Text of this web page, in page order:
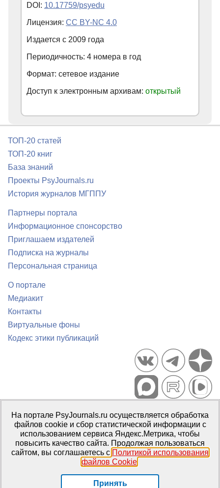
DOI: 10.17759/psyedu
Лицензия: CC BY-NC 4.0
Издается с 2009 года
Периодичность: 4 номера в год
Формат: сетевое издание
Доступ к электронным архивам: открытый
ТОП-20 статей
ТОП-20 книг
База знаний
Проекты PsyJournals.ru
История журналов МГППУ
Партнеры портала
Информационное спонсорство
Приглашаем издателей
Подписка на журналы
Персональная страница
О портале
Медиакит
Контакты
Виртуальные фоны
Кодекс этики публикаций
Портал психологических изданий PsyJournals.ru, 2007–2026
Правила использования материалов
Свидетельство регистрации СМИЭл № ФС77-66447 от 14 июля
2016 г.
Издатель: ФГБОУ ВО МГППУ
На портале PsyJournals.ru осуществляется обработка
файлов cookie и сбор статистической информации с
использованием сервиса Яндекс.Метрика, чтобы
повысить качество сайта. Продолжая пользоваться
сайтом, вы соглашаетесь с Политикой использования
файлов Cookie.
Принять